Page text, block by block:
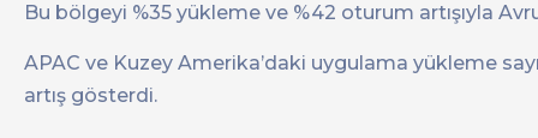
Bu bölgeyi %35 yükleme ve %42 oturum artışıyla
APAC ve Kuzey Amerika’daki uygulama yükleme
artış gösterdi.